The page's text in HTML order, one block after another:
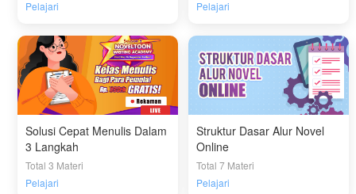
Pelajari
Pelajari
Solusi Cepat Menulis Dalam
3 Langkah
Total 3 Materi
Pelajari
Struktur Dasar Alur Novel
Online
Total 7 Materi
Pelajari